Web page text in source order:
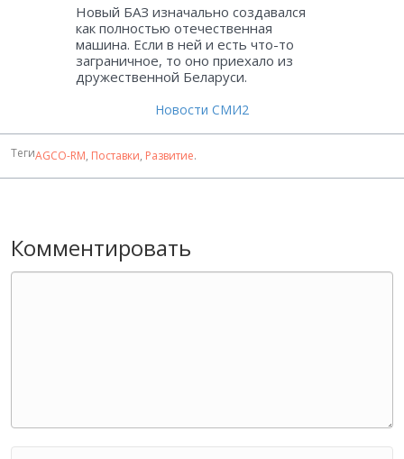
Новый БАЗ изначально создавался
как полностью отечественная
машина. Если в ней и есть что-то
заграничное, то оно приехало из
дружественной Беларуси.
Новости СМИ2
ТегиAGCO-RM, Поставки, Развитие.
Комментировать